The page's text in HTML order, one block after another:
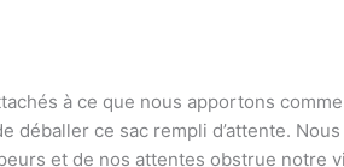
à ce que nous apportons
déballer ce sac rempli d’attente.
et de nos attentes obstrue notre